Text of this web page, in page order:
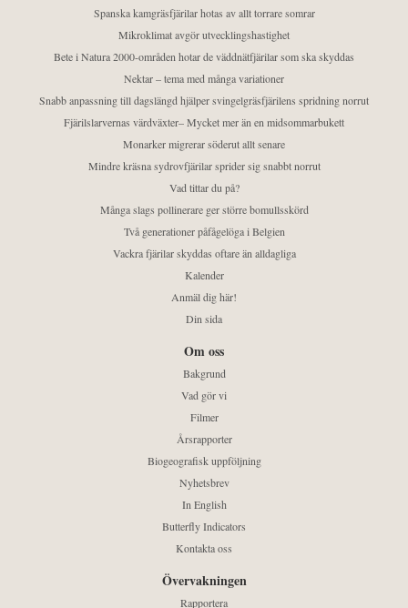
Spanska kamgräsfjärilar hotas av allt torrare somrar
Mikroklimat avgör utvecklingshastighet
Bete i Natura 2000-områden hotar de väddnätfjärilar som ska skyddas
Nektar – tema med många variationer
Snabb anpassning till dagslängd hjälper svingelgräsfjärilens spridning norrut
Fjärilslarvernas värdväxter– Mycket mer än en midsommarbukett
Monarker migrerar söderut allt senare
Mindre kräsna sydrovfjärilar sprider sig snabbt norrut
Vad tittar du på?
Många slags pollinerare ger större bomullsskörd
Två generationer påfågelöga i Belgien
Vackra fjärilar skyddas oftare än alldagliga
Kalender
Anmäl dig här!
Din sida
Om oss
Bakgrund
Vad gör vi
Filmer
Årsrapporter
Biogeografisk uppföljning
Nyhetsbrev
In English
Butterfly Indicators
Kontakta oss
Övervakningen
Rapportera